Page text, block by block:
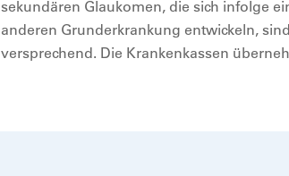
sekundären Glaukomen, die sich infolge
anderen Grunderkrankung entwickeln,
versprechend. Die Krankenkassen